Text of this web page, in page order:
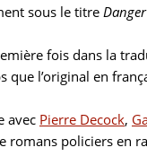
sous le titre
fois dans la
l’original en
avec Pierre Decock,
romans policiers en